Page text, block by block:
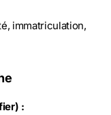
immatriculation,
: